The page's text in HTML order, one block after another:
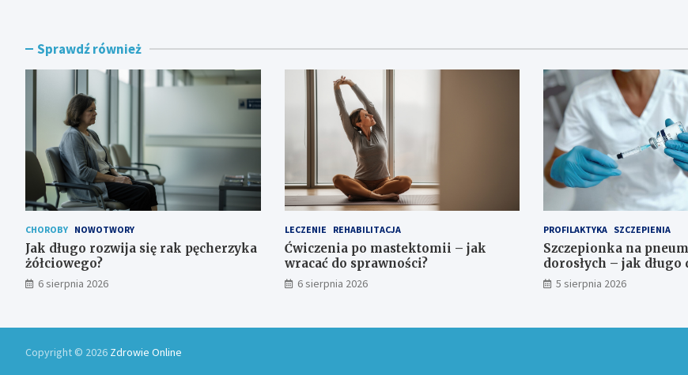
Sprawdź również
CHOROBY NOWOTWORY
Jak długo rozwija się rak pęcherzyka
żółciowego?
6 sierpnia 2026
LECZENIE REHABILITACJA
Ćwiczenia po mastektomii – jak
wracać do sprawności?
6 sierpnia 2026
PROFILAKTYKA SZCZEPIENIA
Szczepionka na
dorosłych – jak długo
5 sierpnia 2026
Copyright © 2026 Zdrowie Online